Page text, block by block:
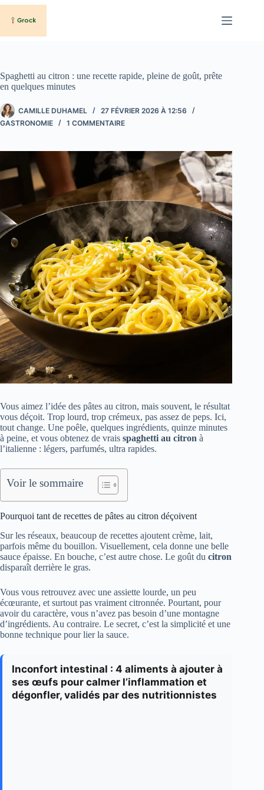
Passer
contenu
Spaghetti au citron : une recette rapide, pleine de goût, prête
en quelques minutes
CAMILLE DUHAMEL
27 FÉVRIER 2026 À 12:56
GASTRONOMIE
1 COMMENTAIRE
Vous aimez l’idée des pâtes au citron, mais souvent, le résultat
vous déçoit. Trop lourd, trop crémeux, pas assez de peps. Ici,
tout change. Une poêle, quelques ingrédients, quinze minutes
à peine, et vous obtenez de vrais spaghetti au citron à
l’italienne : légers, parfumés, ultra rapides.
Voir le sommaire
Pourquoi tant de recettes de pâtes au citron déçoivent
Sur les réseaux, beaucoup de recettes ajoutent crème, lait,
parfois même du bouillon. Visuellement, cela donne une belle
sauce épaisse. En bouche, c’est autre chose. Le goût du citron
disparaît derrière le gras.
Vous vous retrouvez avec une assiette lourde, un peu
écœurante, et surtout pas vraiment citronnée. Pourtant, pour
avoir du caractère, vous n’avez pas besoin d’une montagne
d’ingrédients. Au contraire. Le secret, c’est la simplicité et une
bonne technique pour lier la sauce.
Inconfort intestinal : 4 aliments à ajouter à
ses œufs pour calmer l’inflammation et
dégonfler, validés par des nutritionnistes